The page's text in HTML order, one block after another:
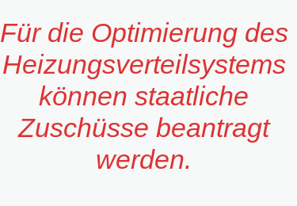
Für die Optimierung des
Heizungsverteilsystems
können staatliche
Zuschüsse beantragt
werden.